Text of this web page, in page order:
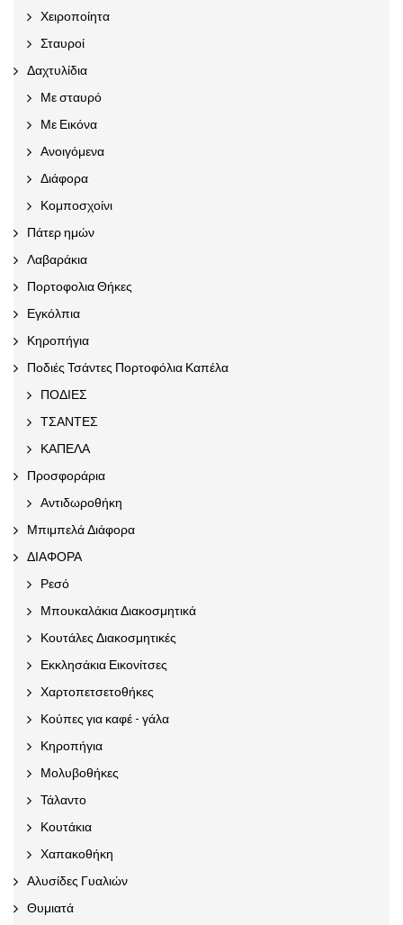
Χειροποίητα
Σταυροί
Δαχτυλίδια
Με σταυρό
Με Εικόνα
Ανοιγόμενα
Διάφορα
Κομποσχοίνι
Πάτερ ημών
Λαβαράκια
Πορτοφολια Θήκες
Εγκόλπια
Κηροπήγια
Ποδιές Τσάντες Πορτοφόλια Καπέλα
ΠΟΔΙΕΣ
ΤΣΑΝΤΕΣ
ΚΑΠΕΛΑ
Προσφοράρια
Αντιδωροθήκη
Μπιμπελά Διάφορα
ΔΙΑΦΟΡΑ
Ρεσό
Μπουκαλάκια Διακοσμητικά
Κουτάλες Διακοσμητικές
Εκκλησάκια Εικονίτσες
Χαρτοπετσετοθήκες
Κούπες για καφέ - γάλα
Κηροπήγια
Μολυβοθήκες
Τάλαντο
Κουτάκια
Χαπακοθήκη
Αλυσίδες Γυαλιών
Θυμιατά